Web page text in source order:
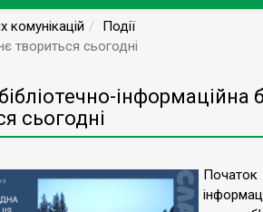
комунікацій
Події
твориться сьогодні
інформаційна
сьогодні